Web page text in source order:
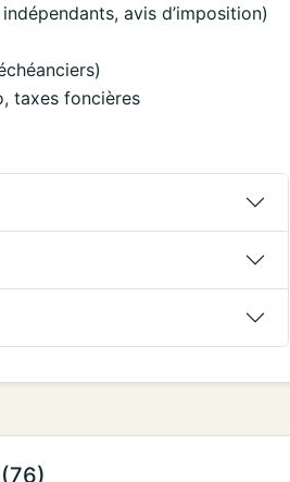
avis d’imposition)
taxes foncières